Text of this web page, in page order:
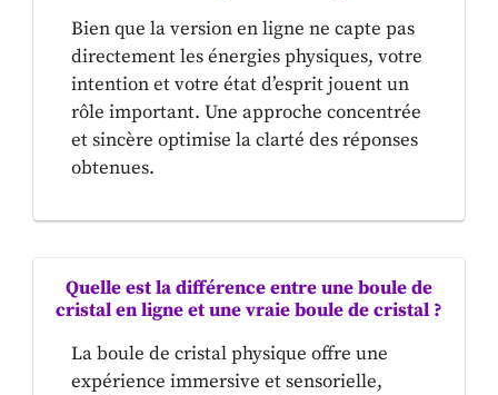
Bien que la version en ligne ne capte pas
directement les énergies physiques, votre
intention et votre état d’esprit jouent un
rôle important. Une approche concentrée
et sincère optimise la clarté des réponses
obtenues.
Quelle est la différence entre une boule de
cristal en ligne et une vraie boule de cristal ?
La boule de cristal physique offre une
expérience immersive et sensorielle,